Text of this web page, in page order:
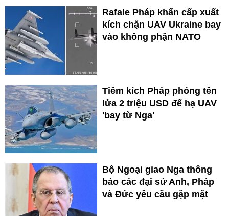
Rafale Pháp khẩn cấp xuất
kích chặn UAV Ukraine bay
vào không phận NATO
Tiêm kích Pháp phóng tên
lửa 2 triệu USD để hạ UAV
'bay từ Nga'
Bộ Ngoại giao Nga thông
báo các đại sứ Anh, Pháp
và Đức yêu cầu gặp mặt